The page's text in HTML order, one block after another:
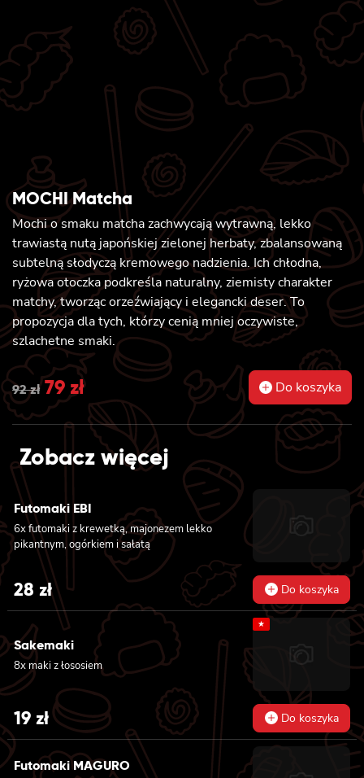
MOCHI Matcha
Mochi o smaku matcha zachwycają wytrawną, lekko
trawiastą nutą japońskiej zielonej herbaty, zbalansowaną
subtelną słodyczą kremowego nadzienia. Ich chłodna,
ryżowa otoczka podkreśla naturalny, ziemisty charakter
matchy, tworząc orzeźwiający i elegancki deser. To
propozycja dla tych, którzy cenią mniej oczywiste,
szlachetne smaki.
92zł Original
price
was:
79 złCurrent
price
is:
79 zł.
Do koszyka
Zobacz więcej
Futomaki EBI
6x futomaki z krewetką, majonezem lekko
pikantnym, ogórkiem i sałatą
28 zł Do koszyka
Sakemaki
8x maki z łososiem
★
19 zł Do koszyka
Futomaki MAGURO